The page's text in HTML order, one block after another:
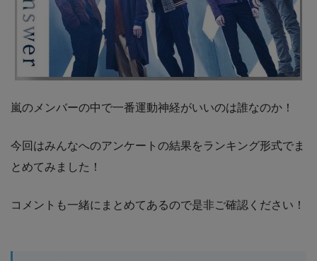
嵐のメンバーの中で一番運動神経がいいのは誰なのか！
今回はみんなへのアンケートの結果をランキング形式でま
とめてみました！
コメントも一緒にまとめてあるので是非ご確認ください！